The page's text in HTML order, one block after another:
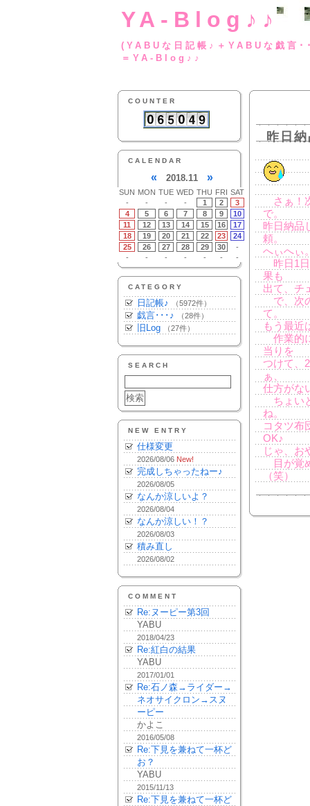
YA-Blog♪♪
(YABUな日記帳♪
＝YA-Blog♪♪
COUNTER
CALENDAR
« 2018.11 »
SUN MON TUE WED THU FRI SAT
-
- - - 1 2
3
4
5 6 7 8 9
10
11
12 13 14 15 16
17
18
19 20 21 22 23
24
25
26 27 28 29 30
-
-
- - - - - -
CATEGORY
日記帳♪ （5972件）
戯言･･･♪ （28件）
旧Log （27件）
SEARCH
NEW ENTRY
仕様変更
2026/08/06 New!
完成しちゃったねー♪
2026/08/05
なんか涼しいよ？
2026/08/04
なんか涼しい！？
2026/08/03
積み直し
2026/08/02
COMMENT
Re:ヌーピー第3回
YABU
2018/04/23
Re:紅白の結果
YABU
2017/01/01
Re:石ノ森→ライダー→
ネオサイクロン→スヌ
ーピー
かよこ
2016/05/08
Re:下見を兼ねて一杯ど
お？
YABU
2015/11/13
Re:下見を兼ねて一杯ど
昨日
さぁ！
で。
昨日納品
頼。
へぃへぃ
昨日1日
果も
出て、チ
で、次
て。
もう最近
作業的
当りを
つけて、
ぁ、
仕方がな
ちょい
ね。
コタツ布
OK♪
じゃ、お
目が覚
（笑）